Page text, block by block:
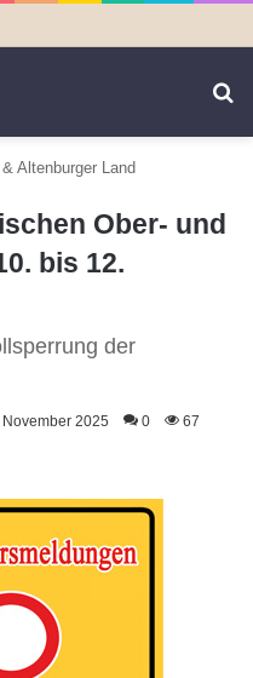
Altenburger Land
Ober- und
bis 12.
der
2025 0 67